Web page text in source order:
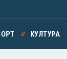
КУЛТУРА